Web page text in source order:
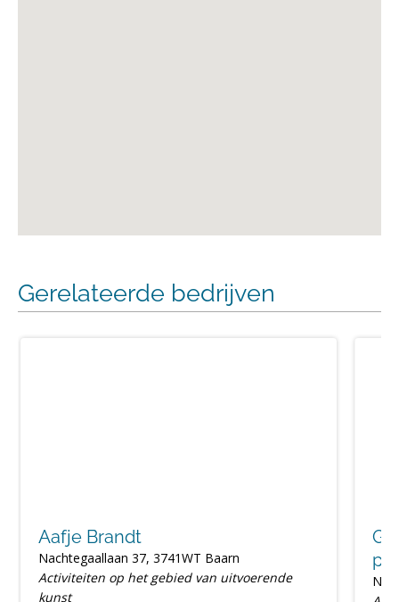
Gerelateerde bedrijven
Aafje Brandt
Nachtegaallaan 37, 3741WT Baarn
Activiteiten op het gebied van uitvoerende
kunst